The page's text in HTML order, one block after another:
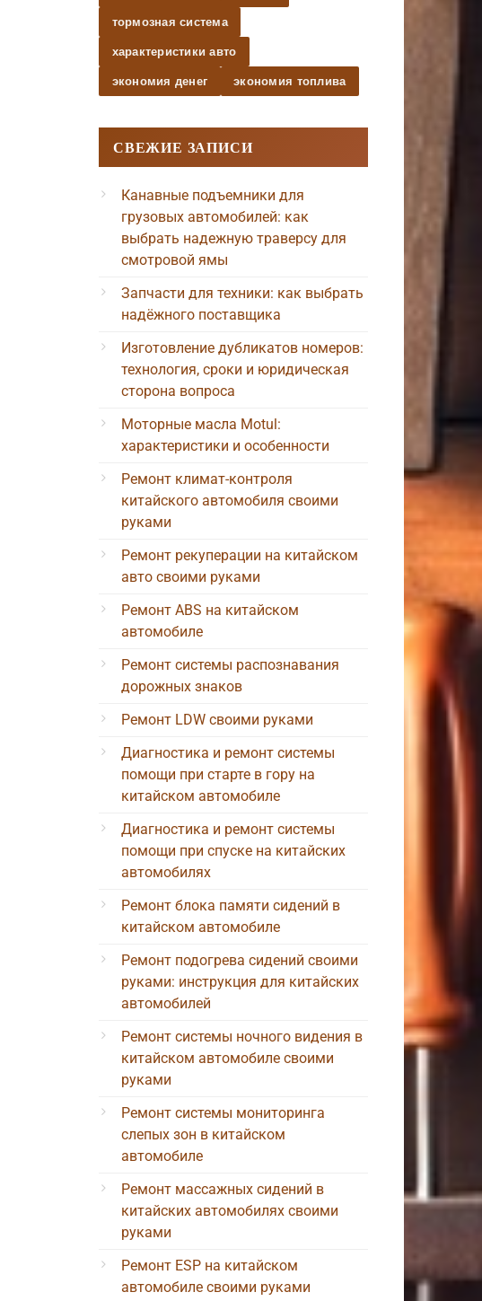
тормозная система
характеристики авто
экономия денег экономия топлива
СВЕЖИЕ ЗАПИСИ
Канавные подъемники для
грузовых автомобилей: как
выбрать надежную траверсу для
смотровой ямы
Запчасти для техники: как выбрать
надёжного поставщика
Изготовление дубликатов номеров:
технология, сроки и юридическая
сторона вопроса
Моторные масла Motul:
характеристики и особенности
Ремонт климат-контроля
китайского автомобиля своими
руками
Ремонт рекуперации на китайском
авто своими руками
Ремонт ABS на китайском
автомобиле
Ремонт системы распознавания
дорожных знаков
Ремонт LDW своими руками
Диагностика и ремонт системы
помощи при старте в гору на
китайском автомобиле
Диагностика и ремонт системы
помощи при спуске на китайских
автомобилях
Ремонт блока памяти сидений в
китайском автомобиле
Ремонт подогрева сидений своими
руками: инструкция для китайских
автомобилей
Ремонт системы ночного видения в
китайском автомобиле своими
руками
Ремонт системы мониторинга
слепых зон в китайском
автомобиле
Ремонт массажных сидений в
китайских автомобилях своими
руками
Ремонт ESP на китайском
автомобиле своими руками